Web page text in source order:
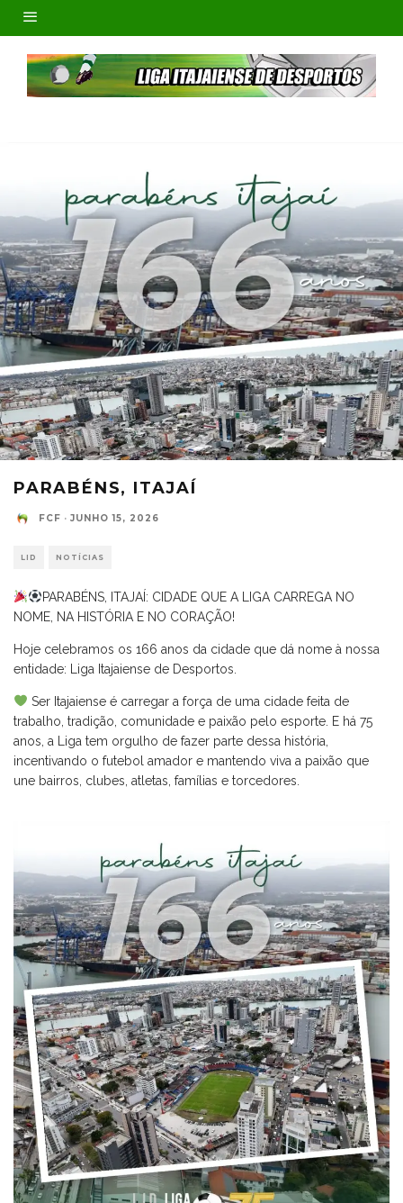
PARABÉNS, ITAJAÍ
FCF · JUNHO 15, 2026
LID NOTÍCIAS
PARABÉNS, ITAJAÍ: CIDADE QUE A LIGA CARREGA NO
NOME, NA HISTÓRIA E NO CORAÇÃO!
Hoje celebramos os 166 anos da cidade que dá nome à nossa
entidade: Liga Itajaiense de Desportos.
Ser Itajaiense é carregar a força de uma cidade feita de
trabalho, tradição, comunidade e paixão pelo esporte. E há 75
anos, a Liga tem orgulho de fazer parte dessa história,
incentivando o futebol amador e mantendo viva a paixão que
une bairros, clubes, atletas, famílias e torcedores.